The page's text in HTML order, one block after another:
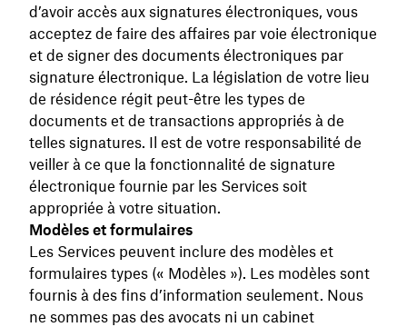
d’avoir accès aux signatures électroniques, vous
acceptez de faire des affaires par voie électronique
et de signer des documents électroniques par
signature électronique. La législation de votre lieu
de résidence régit peut-être les types de
documents et de transactions appropriés à de
telles signatures. Il est de votre responsabilité de
veiller à ce que la fonctionnalité de signature
électronique fournie par les Services soit
appropriée à votre situation.
Modèles et formulaires
Les Services peuvent inclure des modèles et
formulaires types (« Modèles »). Les modèles sont
fournis à des fins d’information seulement. Nous
ne sommes pas des avocats ni un cabinet